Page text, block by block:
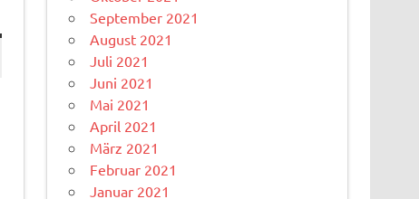
September 2021
August 2021
Juli 2021
Juni 2021
Mai 2021
April 2021
März 2021
Februar 2021
Januar 2021